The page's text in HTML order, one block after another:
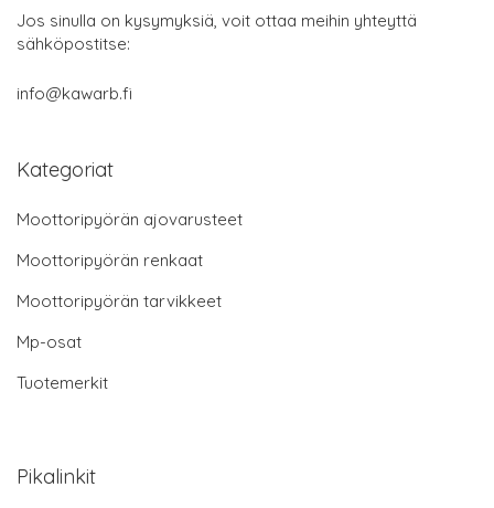
Jos sinulla on kysymyksiä, voit ottaa meihin yhteyttä
sähköpostitse:
info@kawarb.fi
Kategoriat
Moottoripyörän ajovarusteet
Moottoripyörän renkaat
Moottoripyörän tarvikkeet
Mp-osat
Tuotemerkit
Pikalinkit